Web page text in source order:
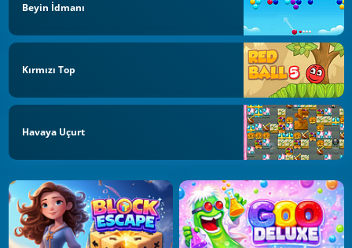
Beyin İdmanı
Kırmızı Top
Havaya Uçurt